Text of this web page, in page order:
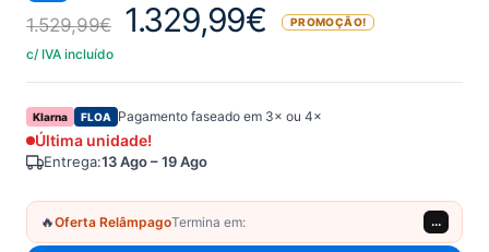
1.529,99€ 1.329,99€ PROMOÇÃO!
c/ IVA incluído
Klarna FLOA Pagamento faseado em 3× ou 4×
Última unidade!
Entrega:13 Ago – 19 Ago
🔥Oferta RelâmpagoTermina em: ...